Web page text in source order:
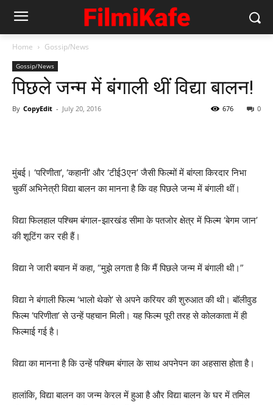
Home Gossip/News
Gossip/News
पिछले जन्म में बंगाली थीं विद्या बालन!
By CopyEdit - July 20, 2016 0
676
मुंबई। ‘परिणीता’, ‘कहानी’ और ‘टीई3एन’ जैसी फिल्मों में बांग्ला किरदार निभा
चुकीं अभिनेत्री विद्या बालन का मानना है कि वह पिछले जन्म में बंगाली थीं।
विद्या फिलहाल पश्चिम बंगाल-झारखंड सीमा के पतजोर क्षेत्र में फिल्म ‘बेगम जान’
की शूटिंग कर रही हैं।
विद्या ने जारी बयान में कहा, “मुझे लगता है कि मैं पिछले जन्म में बंगाली थी।”
विद्या ने बंगाली फिल्म ‘भालो थेको’ से अपने करियर की शुरुआत की थी। बॉलीवुड
फिल्म ‘परिणीता’ से उन्हें पहचान मिली। यह फिल्म पूरी तरह से कोलकाता में ही
फिल्माई गई है।
विद्या का मानना है कि उन्हें पश्चिम बंगाल के साथ अपनेपन का अहसास होता है।
हालांकि, विद्या बालन का जन्‍म केरल में हुआ है और विद्या बालन के घर में तमिल